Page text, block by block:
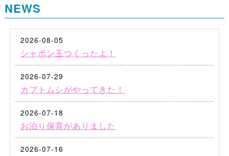
NEWS
2026-08-05
シャボン玉つくったよ！
2026-07-29
カブトムシがやってきた！
2026-07-18
お泊り保育がありました
2026-07-16